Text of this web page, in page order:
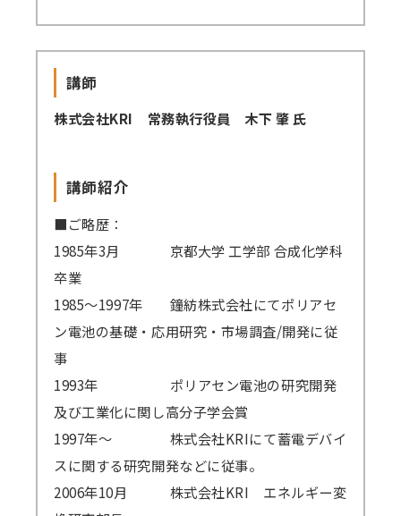
商品企画リクエスト
メルマガ登録
セミナー会場アクセス
講師
株式会社KRI 常務執行役員 木下 肇 氏
講師紹介
■ご略歴：
1985年3月
京都大学 工学部 合成化学科
卒業
1985～1997年
鐘紡株式会社にてポリアセ
ン電池の基礎・応用研究・市場調査/開発に従
事
1993年
ポリアセン電池の研究開発
及び工業化に関し高分子学会賞
1997年～
株式会社KRIにて蓄電デバイ
スに関する研究開発などに従事。
2006年10月
株式会社KRI エネルギー変